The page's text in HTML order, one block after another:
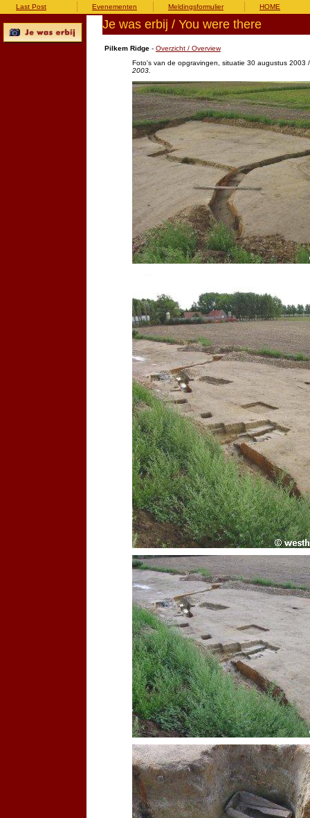
Last Post Evenementen Meldingsformulier HOME
Je was erbij / You were there
Pilkem Ridge - Overzicht / Overview
Foto's van de opgravingen, situatie 30 augustus 2003
2003.